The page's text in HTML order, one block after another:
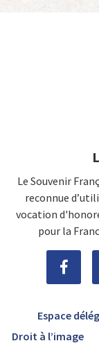
Le Souvenir
reconnue
vocation
pour la
Espace
Droit à l’image